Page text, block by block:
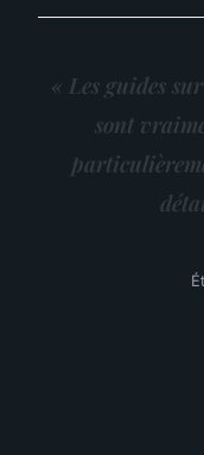
« Les guides
sont